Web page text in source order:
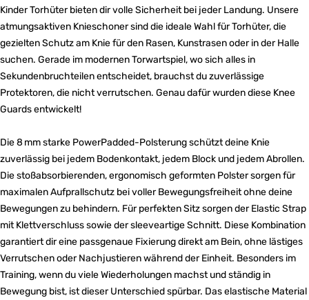
Kinder Torhüter bieten dir volle Sicherheit bei jeder Landung. Unsere
atmungsaktiven Knieschoner sind die ideale Wahl für Torhüter, die
gezielten Schutz am Knie für den Rasen, Kunstrasen oder in der Halle
suchen. Gerade im modernen Torwartspiel, wo sich alles in
Sekundenbruchteilen entscheidet, brauchst du zuverlässige
Protektoren, die nicht verrutschen. Genau dafür wurden diese Knee
Guards entwickelt!
Die 8 mm starke PowerPadded-Polsterung schützt deine Knie
zuverlässig bei jedem Bodenkontakt, jedem Block und jedem Abrollen.
Die stoßabsorbierenden, ergonomisch geformten Polster sorgen für
maximalen Aufprallschutz bei voller Bewegungsfreiheit ohne deine
Bewegungen zu behindern. Für perfekten Sitz sorgen der Elastic Strap
mit Klettverschluss sowie der sleeveartige Schnitt. Diese Kombination
garantiert dir eine passgenaue Fixierung direkt am Bein, ohne lästiges
Verrutschen oder Nachjustieren während der Einheit. Besonders im
Training, wenn du viele Wiederholungen machst und ständig in
Bewegung bist, ist dieser Unterschied spürbar. Das elastische Material